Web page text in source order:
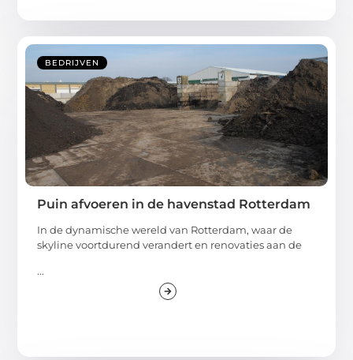
BEDRIJVEN
Puin afvoeren in de havenstad Rotterdam
In de dynamische wereld van Rotterdam, waar de
skyline voortdurend verandert en renovaties aan de
...